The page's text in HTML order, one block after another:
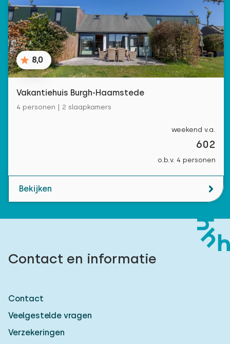
8,0
Vakantiehuis Burgh-Haamstede
4 personen | 2 slaapkamers
weekend v.a.
602
o.b.v. 4 personen
Bekijken
Contact en informatie
Contact
Veelgestelde vragen
Verzekeringen